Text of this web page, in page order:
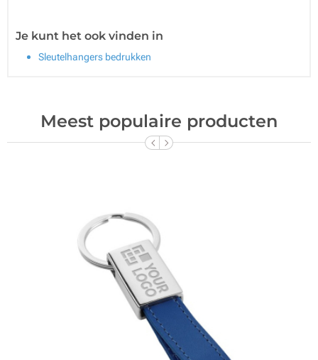
Je kunt het ook vinden in
Sleutelhangers bedrukken
Meest populaire producten